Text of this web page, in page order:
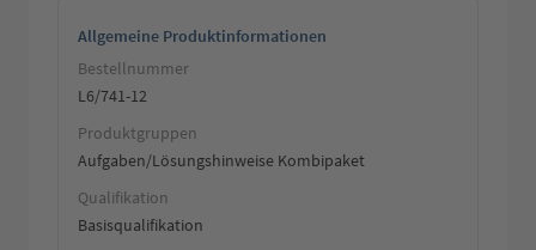
Allgemeine Produktinformationen
Bestellnummer
L6/741-12
Produktgruppen
Aufgaben/Lösungshinweise Kombipaket
Qualifikation
Basisqualifikation